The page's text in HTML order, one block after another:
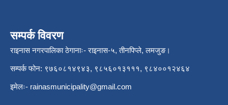
सम्पर्क विवरण
राइनास नगरपालिका ठेगानाः- राइनास-५, तीनपिप्ले, लमजुङ।
सम्पर्क फोन: ९७६०८१४९४३, ९८५६०१३१११, ९८४००१२४६४
इमेलः- rainasmunicipality@gmail.com